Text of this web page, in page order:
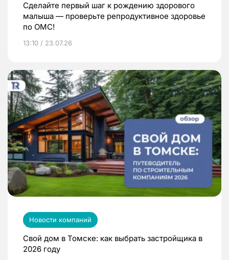
Сделайте первый шаг к рождению здорового
малыша — проверьте репродуктивное здоровье
по ОМС!
13:10 / 23.07.26
Новости компаний
Свой дом в Томске: как выбрать застройщика в
2026 году